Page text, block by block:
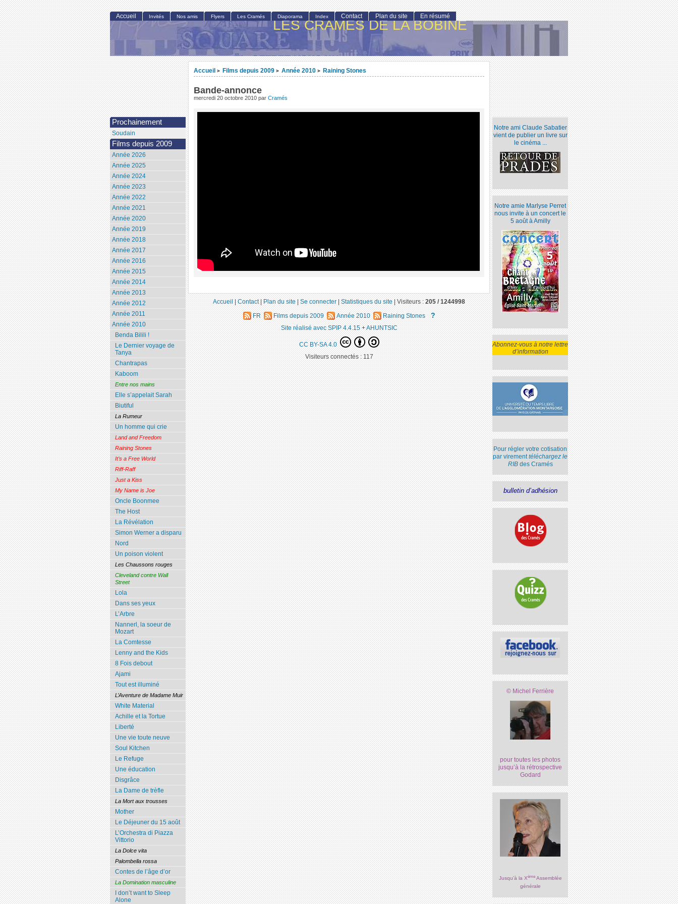
LES CRAMÉS DE LA BOBINE
Accueil > Films depuis 2009 > Année 2010 > Raining Stones
Bande-annonce
mercredi 20 octobre 2010 par Cramés
Notre ami Claude Sabatier
vient de publier un livre sur
le cinéma ...
Notre amie Marlyse Perret
nous invite à un concert le
5 août à Amilly
Abonnez-vous à notre lettre
d’information
Pour régler votre cotisation
par virementtéléchargez le
RIBdes Cramés
bulletin d’adhésion
© Michel Ferrière
pour toutes les photos
jusqu’à la rétrospective
Godard
Jusqu’à la XèmeAssemblée
générale
Accueil Invités Nos amis Flyers Les Cramés Diaporama Index Contact Plan du site En résumé
Prochainement
Soudain
Films depuis 2009
Année 2026
Année 2025
Année 2024
Année 2023
Année 2022
Année 2021
Année 2020
Année 2019
Année 2018
Année 2017
Année 2016
Année 2015
Année 2014
Année 2013
Année 2012
Année 2011
Année 2010
Benda Bilili !
Le Dernier voyage de
Tanya
Chantrapas
Kaboom
Entre nos mains
Elle s’appelait Sarah
Biutiful
La Rumeur
Un homme qui crie
Land and Freedom
Raining Stones
It’s a Free World
Riff-Raff
Just a Kiss
My Name is Joe
Oncle Boonmee
The Host
La Révélation
Simon Werner a disparu
Nord
Un poison violent
Les Chaussons rouges
Cleveland contre Wall
Street
Lola
Dans ses yeux
L’Arbre
Nannerl, la soeur de
Mozart
La Comtesse
Lenny and the Kids
8 Fois debout
Ajami
Tout est illuminé
L’Aventure de Madame Muir
White Material
Achille et la Tortue
Liberté
Une vie toute neuve
Soul Kitchen
Le Refuge
Une éducation
Disgrâce
La Dame de trèfle
La Mort aux trousses
Mother
Le Déjeuner du 15 août
L’Orchestra di Piazza
Vittorio
La Dolce vita
Palombella rossa
Contes de l’âge d’or
La Domination masculine
I don’t want to Sleep
Alone
Accueil|Contact|Plan du site|Se connecter|Statistiques du site|Visiteurs :205 / 1244998
FR Films depuis 2009 Année 2010 Raining Stones ?
Site réalisé avec SPIP 4.4.15+AHUNTSIC
CC BY-SA 4.0
Visiteurs connectés :117